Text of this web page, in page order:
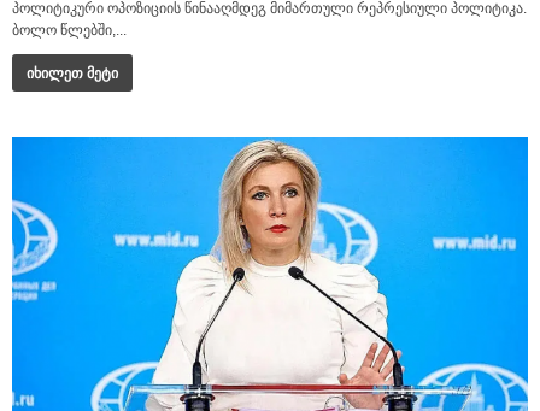
პოლიტიკური ოპოზიციის წინააღმდეგ მიმართული რეპრესიული პოლიტიკა.
ბოლო წლებში,...
იხილეთ მეტი